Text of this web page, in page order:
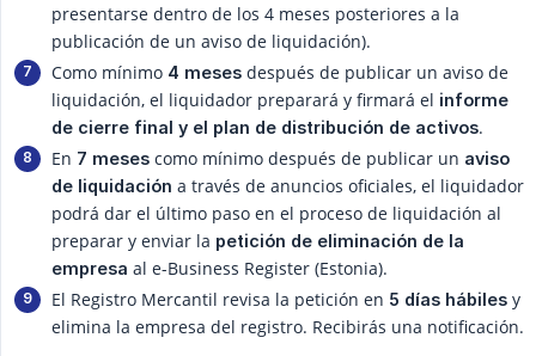
presentarse dentro de los 4 meses posteriores a la
publicación de un aviso de liquidación).
Como mínimo 4 meses después de publicar un aviso de
liquidación, el liquidador preparará y firmará el informe
de cierre final y el plan de distribución de activos.
En 7 meses como mínimo después de publicar un aviso
de liquidación a través de anuncios oficiales, el liquidador
podrá dar el último paso en el proceso de liquidación al
preparar y enviar la petición de eliminación de la
empresa al e-Business Register (Estonia).
El Registro Mercantil revisa la petición en 5 días hábiles y
elimina la empresa del registro. Recibirás una notificación.